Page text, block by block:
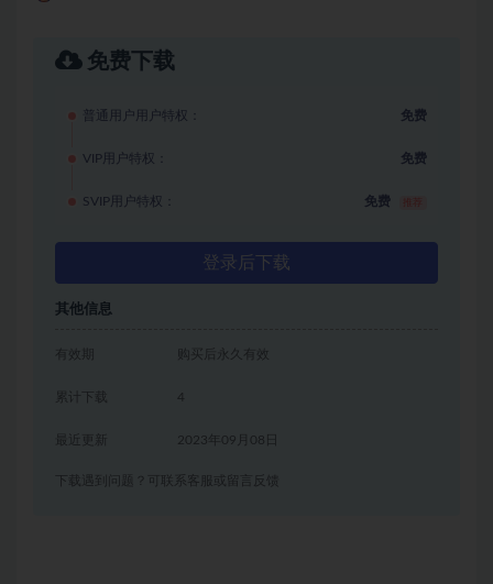
免费下载
普通用户用户特权： 免费
VIP用户特权： 免费
SVIP用户特权： 免费
登录后下载
其他信息
有效期 购买后永久有效
累计下载 4
2023年09月08日
下载遇到问题？可联系客服或留言反馈